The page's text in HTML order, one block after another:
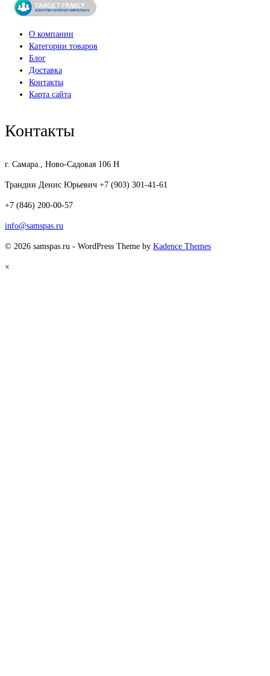
О компании
Категории товаров
Блог
Доставка
Контакты
Карта сайта
Контакты
г. Самара., Ново-Садовая 106 Н
Трандин Денис Юрьевич +7 (903) 301-41-61
+7 (846) 200-00-57
info@samspas.ru
© 2026 samspas.ru - WordPress Theme by Kadence Themes
×